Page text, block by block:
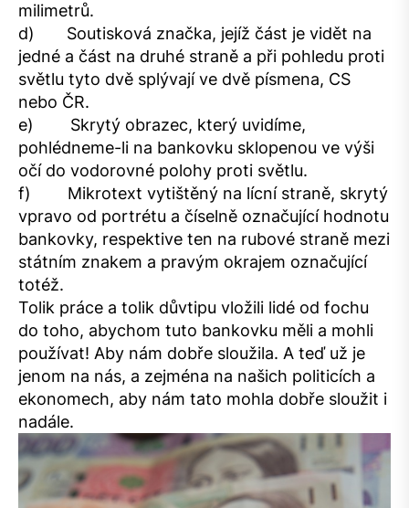
milimetrů.
d) Soutisková značka, jejíž část je vidět na
jedné a část na druhé straně a při pohledu proti
světlu tyto dvě splývají ve dvě písmena, CS
nebo ČR.
e) Skrytý obrazec, který uvidíme,
pohlédneme-li na bankovku sklopenou ve výši
očí do vodorovné polohy proti světlu.
f) Mikrotext vytištěný na lícní straně, skrytý
vpravo od portrétu a číselně označující hodnotu
bankovky, respektive ten na rubové straně mezi
státním znakem a pravým okrajem označující
totéž.
Tolik práce a tolik důvtipu vložili lidé od fochu
do toho, abychom tuto bankovku měli a mohli
používat! Aby nám dobře sloužila. A teď už je
jenom na nás, a zejména na našich politicích a
ekonomech, aby nám tato mohla dobře sloužit i
nadále.